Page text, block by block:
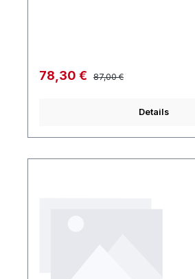
Verkaufspreis:
78,30 € Regulärer Preis:
87,00 €
Details